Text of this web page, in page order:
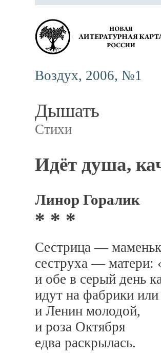
Воздух, 2006, №1
Дышать
Стихи
Идёт душа,
Линор Горалик
* * *
Сестрица —
сеструха —
и обе в серый день
идут на фабрики или
и Ленин молодой,
и роза Октября
едва раскрылась.